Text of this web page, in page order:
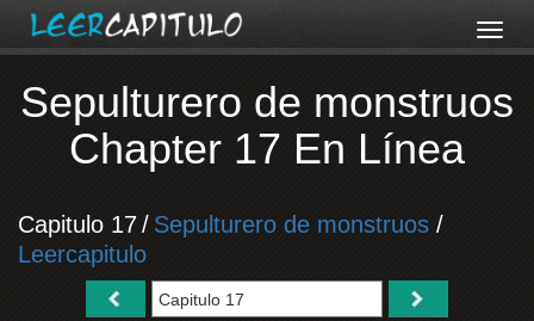
Sepulturero de monstruos
Chapter 17 En Línea
Capitulo 17/ Sepulturero de monstruos /
Leercapitulo